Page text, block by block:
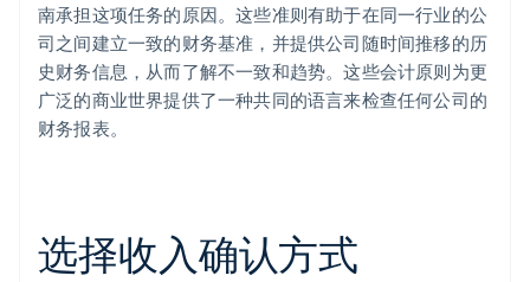
南承担这项任务的原因。这些准则有助于在同一行业的公
司之间建立一致的财务基准，并提供公司随时间推移的历
史财务信息，从而了解不一致和趋势。这些会计原则为更
广泛的商业世界提供了一种共同的语言来检查任何公司的
财务报表。
选择收入确认方式